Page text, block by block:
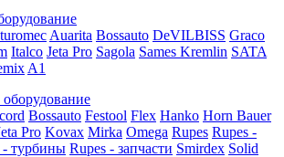
Auarita Bossauto DeVILBISS Graco
Italco Jeta Pro Sagola Sames Kremlin SATA
A1
Bossauto Festool Flex Hanko Horn Bauer
Pro Kovax Mirka Omega Rupes Rupes -
- турбины Rupes - запчасти Smirdex Solid